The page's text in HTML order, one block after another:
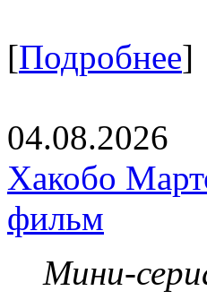
[Подробнее]
04.08.2026
Хакобо
фильм
Мини-